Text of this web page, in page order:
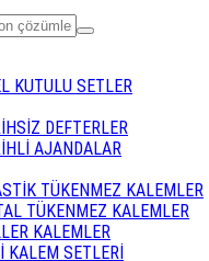
KUTULU SETLER
DEFTERLER
AJANDALAR
TÜKENMEZ KALEMLER
TÜKENMEZ KALEMLER
KALEMLER
KALEM SETLERİ